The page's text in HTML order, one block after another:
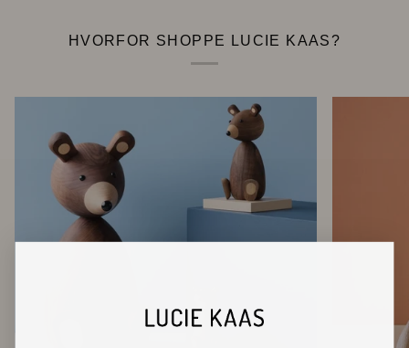
HVORFOR SHOPPE LUCIE KAAS?